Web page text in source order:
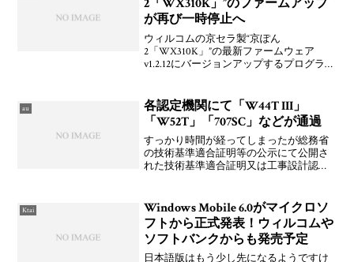
2「WX310K」”のファームアップ
が再び一時停止へ
ウィルコムの京セラ製“京ぽん
2「WX310K」”の最新ファームウェア
v1.2.12にバージョンアップするプログラム
「Bluetooth接続が不安定になるとの申
告」があったためと
au
各認定機関にて「W44T III」
「W52T」「707SC」などが通過
すっかり時間が経ってしまったが総務省
の技術基準適合証明等の公示にて公開さ
れた技術基準適合証明又は工事設計認証
Qualification Program
Ktai
Windows Mobile 6.0がマイクロソ
フトから正式発表！ウィルコムや
ソフトバンクからも発売予定
日本語版はもう少し先になるようですけ